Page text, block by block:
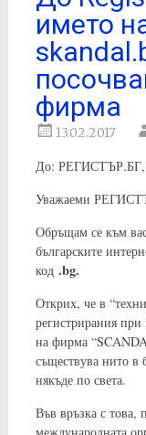
името
фирма
13.02.2017
До: РЕГИСТЪР.БГ,
Уважаеми
Обръщам се към
българските
код .bg.
Открих, че в
регистрирания при
на фирма
съществува нито в
някъде по света.
Във връзка с това,